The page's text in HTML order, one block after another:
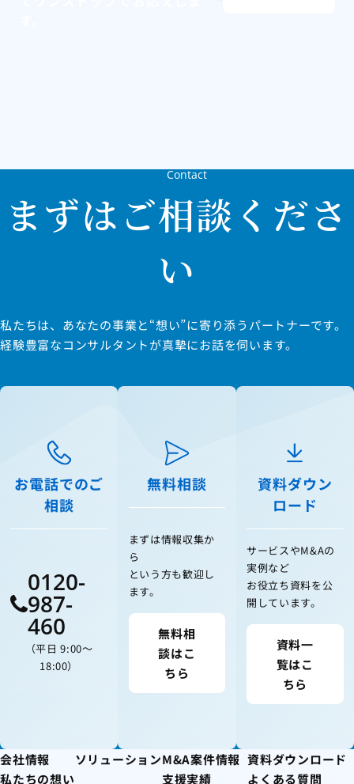
Contact
まずはご相談くださ
い
私たちは、あなたの事業と“想い”に寄り添うパートナーです。
経験豊富なコンサルタントが真摯にお話を伺います。
お電話でのご
相談
0120-
987-
460
（平日 9:00〜
18:00）
無料相談
まずは情報収集か
ら
という方も歓迎し
ます。
無料相
談はこ
ちら
資料ダウン
ロード
サービスやM&Aの
実例など
お役立ち資料を公
開しています。
資料一
覧はこ
ちら
会社情報
私たちの想い
ソリューションM&A案件情報
支援実績
資料ダウンロード
よくある質問